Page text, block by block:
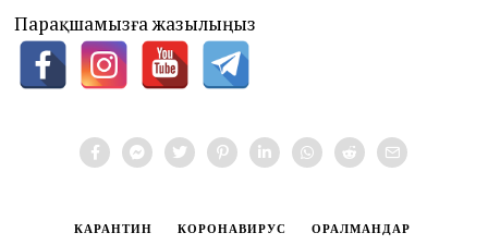
Парақшамызға жазылыңыз
КАРАНТИН КОРОНАВИРУС
ОРАЛМАНДАР